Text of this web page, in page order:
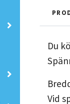
Du
Vid